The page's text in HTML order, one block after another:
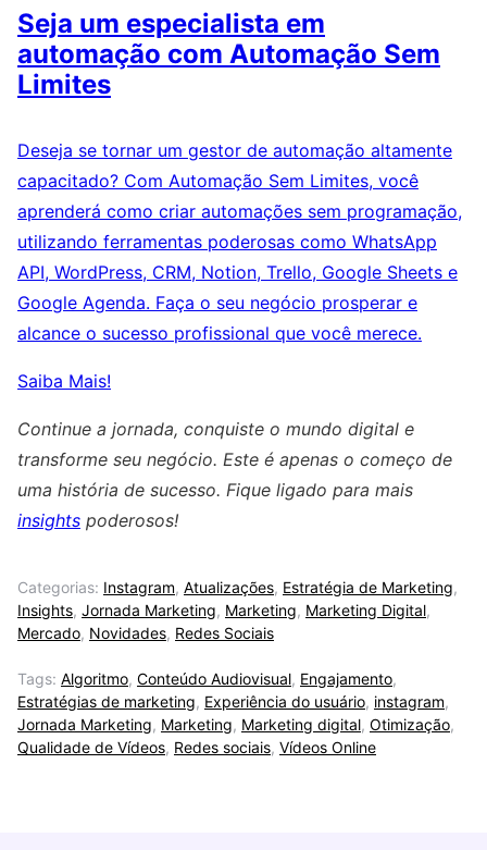
Seja um especialista em
automação com Automação Sem
Limites
Deseja se tornar um gestor de automação altamente
capacitado? Com Automação Sem Limites, você
aprenderá como criar automações sem programação,
utilizando ferramentas poderosas como WhatsApp
API, WordPress, CRM, Notion, Trello, Google Sheets e
Google Agenda. Faça o seu negócio prosperar e
alcance o sucesso profissional que você merece.
Saiba Mais!
Continue a jornada, conquiste o mundo digital e
transforme seu negócio. Este é apenas o começo de
uma história de sucesso. Fique ligado para mais
insights poderosos!
Categorias: Instagram, Atualizações, Estratégia de Marketing,
Insights, Jornada Marketing, Marketing, Marketing Digital,
Mercado, Novidades, Redes Sociais
Tags: Algoritmo, Conteúdo Audiovisual, Engajamento,
Estratégias de marketing, Experiência do usuário, instagram,
Jornada Marketing, Marketing, Marketing digital, Otimização,
Qualidade de Vídeos, Redes sociais, Vídeos Online